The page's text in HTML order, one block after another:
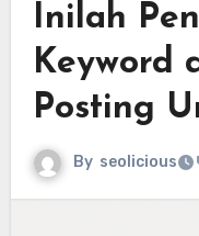
Inilah
Keyword
Posting
By seolicious